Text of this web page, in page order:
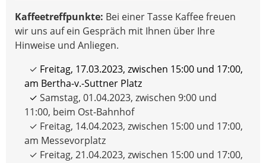
Kaffeetreffpunkte: Bei einer Tasse Kaffee freuen
wir uns auf ein Gespräch mit Ihnen über Ihre
Hinweise und Anliegen.
✓ Freitag, 17.03.2023, zwischen 15:00 und 17:00,
am Bertha-v.-Suttner Platz
✓ Samstag, 01.04.2023, zwischen 9:00 und
11:00, beim Ost-Bahnhof
✓ Freitag, 14.04.2023, zwischen 15:00 und 17:00,
am Messevorplatz
✓ Freitag, 21.04.2023, zwischen 15:00 und 17:00,